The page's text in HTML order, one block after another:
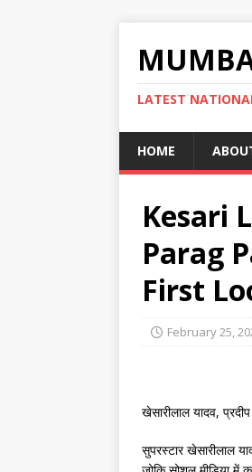
LATEST
HOME
Kesari
Parag
First
February 25,
खेसारीलाल यादव,
सुपरस्टार खेसारीलाल